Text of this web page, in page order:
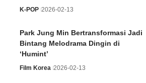
K-POP 2026-02-13
Park Jung Min Bertransformasi Jadi
Bintang Melodrama Dingin di
‘Humint’
Film Korea 2026-02-13